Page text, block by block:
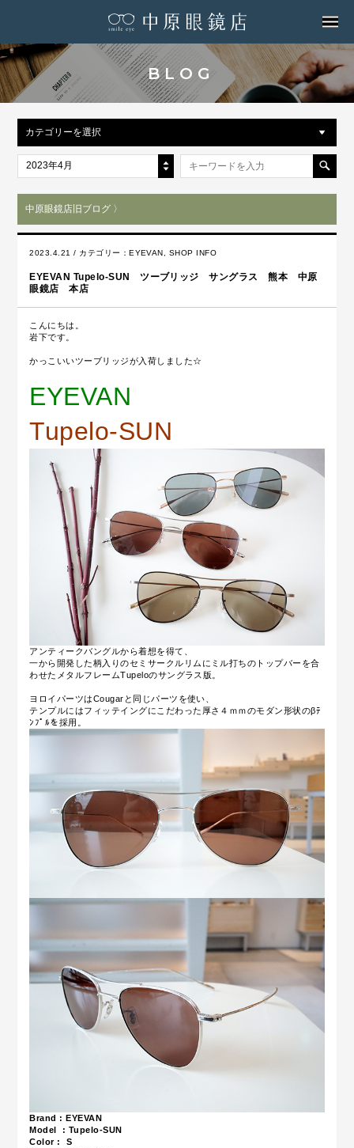
BLOG
カテゴリーを選択
2023年4月
中原眼鏡店旧ブログ 〉
2023.4.21 / カテゴリー：EYEVAN SHOP INFO
EYEVAN Tupelo-SUN ツーブリッジ サングラス 熊本 中原
眼鏡店 本店
こんにちは。
岩下です。
かっこいいツーブリッジが入荷しました☆
EYEVAN
Tupelo-SUN
アンティークバングルから着想を得て、
一から開発した柄入りのセミサークルリムにミル打ちのトップバーを合
わせたメタルフレームTupeloのサングラス版。
ヨロイパーツはCougarと同じパーツを使い、
テンプルにはフィッテイングにこだわった厚さ４ｍｍのモダン形状のβﾃ
ﾝﾌﾟﾙを採用。
Brand : EYEVAN
Model : Tupelo-SUN
Color : S